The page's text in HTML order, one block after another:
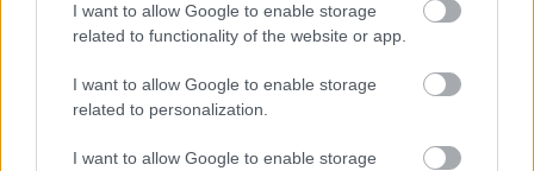
I want to allow Google to enable storage
related to functionality of the website or app.
I want to allow Google to enable storage
related to personalization.
I want to allow Google to enable storage